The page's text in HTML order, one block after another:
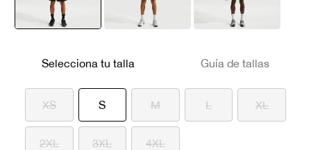
Selecciona tu talla Guía de tallas
XS Sseleccionado
M L XL
2XL 3XL 4XL